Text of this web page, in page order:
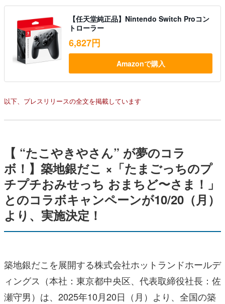
【任天堂純正品】Nintendo Switch Proコン
トローラー
6,827円
Amazonで購入
以下、プレスリリースの全文を掲載しています
【 “たこやきやさん” が夢のコラ
ボ！】築地銀だこ ×「たまごっちのプ
チプチおみせっち おまちど〜さま！」
とのコラボキャンペーンが10/20（月）
より、実施決定！
築地銀だこを展開する株式会社ホットランドホールデ
ィングス（本社：東京都中央区、代表取締役社長：佐
瀬守男）は、2025年10月20日（月）より、全国の築